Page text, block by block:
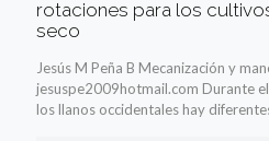
rotaciones para los
seco
Jesús M Peña B Mecanización y
jesuspe2009hotmail.com Durante
los llanos occidentales hay